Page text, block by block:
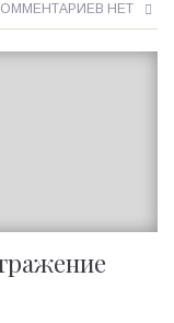
НЕТ